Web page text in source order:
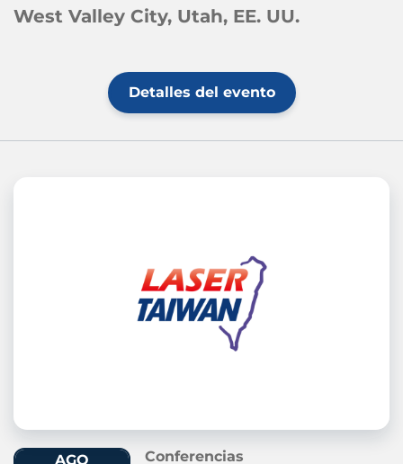
West Valley City, Utah, EE. UU.
Detalles del evento
AGO Conferencias